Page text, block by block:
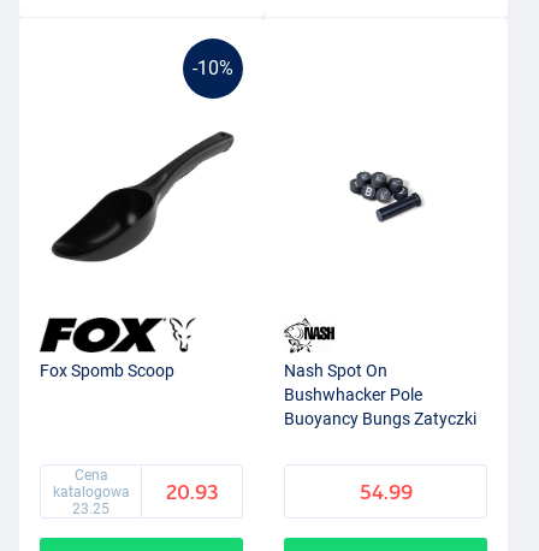
-10%
Fox Spomb Scoop
Cena
katalogowa
23.25
20.93
Nash Spot On
Bushwhacker Pole
Buoyancy Bungs Zatyczki
54.99